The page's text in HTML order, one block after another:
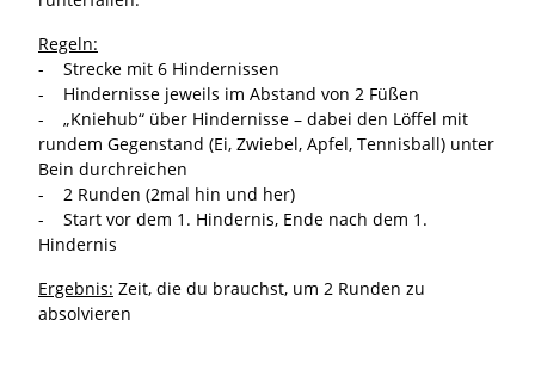
Regeln:
- Strecke mit 6 Hindernissen
- Hindernisse jeweils im Abstand von 2 Füßen
- „Kniehub“ über Hindernisse – dabei den Löffel mit
rundem Gegenstand (Ei, Zwiebel, Apfel, Tennisball) unter
Bein durchreichen
- 2 Runden (2mal hin und her)
- Start vor dem 1. Hindernis, Ende nach dem 1.
Hindernis
Ergebnis: Zeit, die du brauchst, um 2 Runden zu
absolvieren